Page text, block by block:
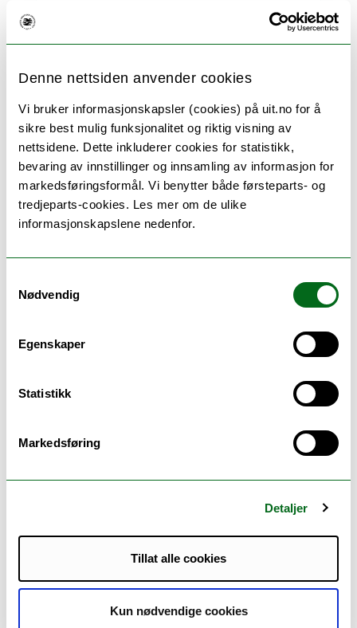
Denne nettsiden anvender cookies
Vi bruker informasjonskapsler (cookies) på uit.no for å
sikre best mulig funksjonalitet og riktig visning av
nettsidene. Dette inkluderer cookies for statistikk,
bevaring av innstillinger og innsamling av informasjon for
markedsføringsformål. Vi benytter både førsteparts- og
tredjeparts-cookies. Les mer om de ulike
informasjonskapslene nedenfor.
Nødvendig
Egenskaper
Statistikk
Markedsføring
Detaljer
Tillat alle cookies
Kun nødvendige cookies
sivilingeniør
Computational chemistry
- master, 2 år
Tromsø|